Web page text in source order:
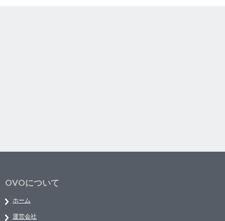
OVOについて
ホーム
運営会社